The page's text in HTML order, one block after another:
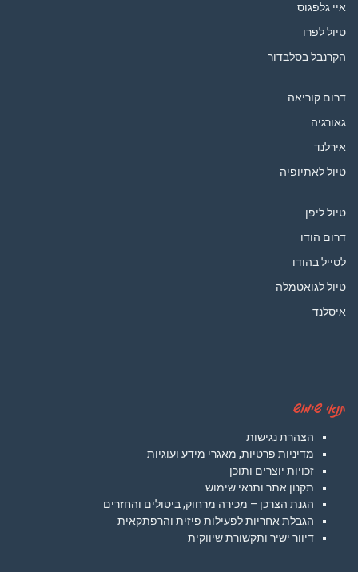
איי גלפגוס
טיול לפרו
הקרנבל בסלבדור
דרום קוריאה
גאורגיה
אירלנד
טיול לאתיופיה
טיול ליפן
דרום הודו
לטייל בהודו
טיול לגואטמלה
איסלנד
תנאי שימוש
הצהרת נגישות
מדיניות פרטיות, מאגרי מידע ועוגיות
זכויות יוצרים ותוכן
תקנון אתר ותנאי שימוש
הגנת הצרכן – מכירה מרחוק, ביטולים והחזרים
הגבלת אחריות לפעילות פיזית והרפתקאית
דיוור ישיר ותקשורת שיווקית